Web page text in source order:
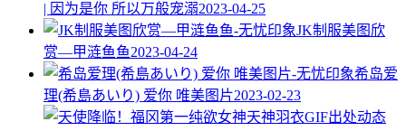
| 因为是你 所以万般宠溺2023-04-25
JK制服美图欣
赏—甲涟鱼鱼2023-04-24
希岛爱
理(希島あいり) 爱你 唯美图片2023-02-23